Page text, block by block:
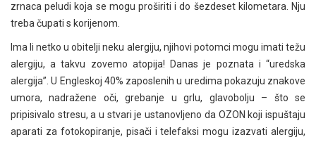
zrnaca peludi koja se mogu proširiti i do šezdeset kilometara. Nju
treba čupati s korijenom.
Ima li netko u obitelji neku alergiju, njihovi potomci mogu imati težu
alergiju, a takvu zovemo atopija! Danas je poznata i “uredska
alergija”. U Engleskoj 40% zaposlenih u uredima pokazuju znakove
umora, nadražene oči, grebanje u grlu, glavobolju – što se
pripisivalo stresu, a u stvari je ustanovljeno da OZON koji ispuštaju
aparati za fotokopiranje, pisači i telefaksi mogu izazvati alergiju,